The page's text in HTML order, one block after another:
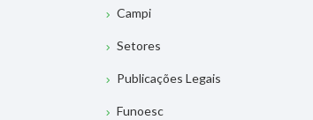
Campi
Setores
Publicações Legais
Funoesc